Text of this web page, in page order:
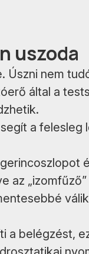
uszoda
Úszni nem
által a
a felesleg
az
a belégzést,